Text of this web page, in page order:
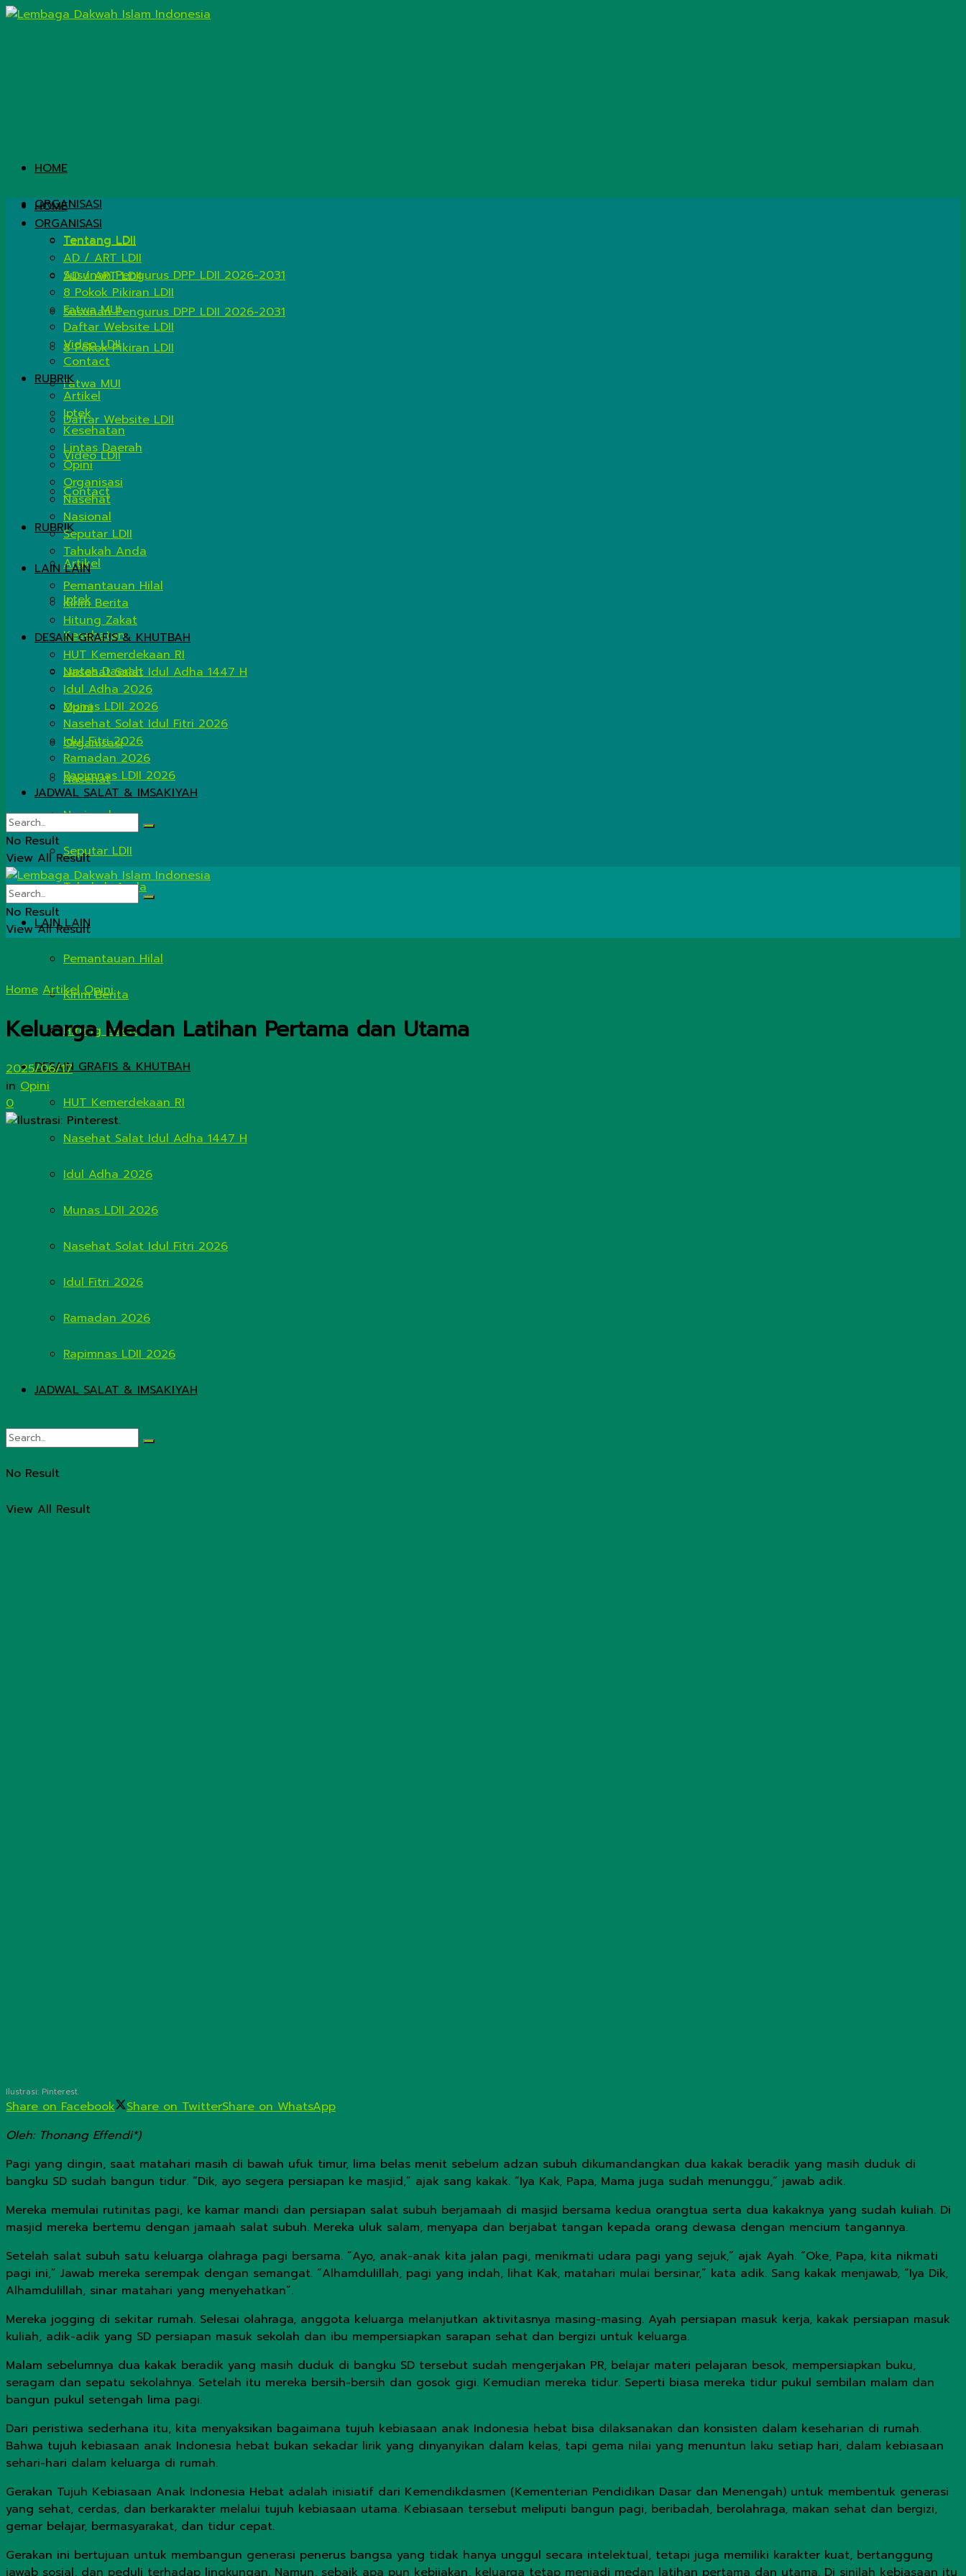
HOME
ORGANISASI
Tentang LDII
AD / ART LDII
Susunan Pengurus DPP LDII 2026-2031
8 Pokok Pikiran LDII
Fatwa MUI
Daftar Website LDII
Video LDII
Contact
RUBRIK
Artikel
Iptek
Kesehatan
Lintas Daerah
Opini
Organisasi
Nasehat
Nasional
Seputar LDII
Tahukah Anda
LAIN LAIN
Pemantauan Hilal
Kirim Berita
Hitung Zakat
DESAIN GRAFIS & KHUTBAH
HUT Kemerdekaan RI
Nasehat Salat Idul Adha 1447 H
Idul Adha 2026
Munas LDII 2026
Nasehat Solat Idul Fitri 2026
Idul Fitri 2026
Ramadan 2026
Rapimnas LDII 2026
JADWAL SALAT & IMSAKIYAH
No Result
View All Result
HOME
ORGANISASI
Tentang LDII
AD / ART LDII
Susunan Pengurus DPP LDII 2026-2031
8 Pokok Pikiran LDII
Fatwa MUI
Daftar Website LDII
Video LDII
Contact
RUBRIK
Artikel
Iptek
Kesehatan
Lintas Daerah
Opini
Organisasi
Nasehat
Nasional
Seputar LDII
Tahukah Anda
LAIN LAIN
Pemantauan Hilal
Kirim Berita
Hitung Zakat
DESAIN GRAFIS & KHUTBAH
HUT Kemerdekaan RI
Nasehat Salat Idul Adha 1447 H
Idul Adha 2026
Munas LDII 2026
Nasehat Solat Idul Fitri 2026
Idul Fitri 2026
Ramadan 2026
Rapimnas LDII 2026
JADWAL SALAT & IMSAKIYAH
No Result
View All Result
No Result
View All Result
Home Artikel Opini
Keluarga Medan Latihan Pertama dan Utama
2025/06/17
in Opini
0
Ilustrasi: Pinterest.
Share on Facebook Share on TwitterShare on WhatsApp
Oleh: Thonang Effendi*)
Pagi yang dingin, saat matahari masih di bawah ufuk timur, lima belas menit sebelum adzan subuh dikumandangkan dua kakak beradik yang masih duduk di
bangku SD sudah bangun tidur. “Dik, ayo segera persiapan ke masjid,” ajak sang kakak. “Iya Kak, Papa, Mama juga sudah menunggu,” jawab adik.
Mereka memulai rutinitas pagi, ke kamar mandi dan persiapan salat subuh berjamaah di masjid bersama kedua orangtua serta dua kakaknya yang sudah kuliah. Di
masjid mereka bertemu dengan jamaah salat subuh. Mereka uluk salam, menyapa dan berjabat tangan kepada orang dewasa dengan mencium tangannya.
Setelah salat subuh satu keluarga olahraga pagi bersama. “Ayo, anak-anak kita jalan pagi, menikmati udara pagi yang sejuk,” ajak Ayah. “Oke, Papa, kita nikmati
pagi ini,” Jawab mereka serempak dengan semangat. “Alhamdulillah, pagi yang indah, lihat Kak, matahari mulai bersinar,” kata adik. Sang kakak menjawab, “Iya Dik,
Alhamdulillah, sinar matahari yang menyehatkan”.
Mereka jogging di sekitar rumah. Selesai olahraga, anggota keluarga melanjutkan aktivitasnya masing-masing. Ayah persiapan masuk kerja, kakak persiapan masuk
kuliah, adik-adik yang SD persiapan masuk sekolah dan ibu mempersiapkan sarapan sehat dan bergizi untuk keluarga.
Malam sebelumnya dua kakak beradik yang masih duduk di bangku SD tersebut sudah mengerjakan PR, belajar materi pelajaran besok, mempersiapkan buku,
seragam dan sepatu sekolahnya. Setelah itu mereka bersih-bersih dan gosok gigi. Kemudian mereka tidur. Seperti biasa mereka tidur pukul sembilan malam dan
bangun pukul setengah lima pagi.
Dari peristiwa sederhana itu, kita menyaksikan bagaimana tujuh kebiasaan anak Indonesia hebat bisa dilaksanakan dan konsisten dalam keseharian di rumah.
Bahwa tujuh kebiasaan anak Indonesia hebat bukan sekadar lirik yang dinyanyikan dalam kelas, tapi gema nilai yang menuntun laku setiap hari, dalam kebiasaan
sehari-hari dalam keluarga di rumah.
Gerakan Tujuh Kebiasaan Anak Indonesia Hebat adalah inisiatif dari Kemendikdasmen (Kementerian Pendidikan Dasar dan Menengah) untuk membentuk generasi
yang sehat, cerdas, dan berkarakter melalui tujuh kebiasaan utama. Kebiasaan tersebut meliputi bangun pagi, beribadah, berolahraga, makan sehat dan bergizi,
gemar belajar, bermasyarakat, dan tidur cepat.
Gerakan ini bertujuan untuk membangun generasi penerus bangsa yang tidak hanya unggul secara intelektual, tetapi juga memiliki karakter kuat, bertanggung
jawab sosial, dan peduli terhadap lingkungan. Namun, sebaik apa pun kebijakan, keluarga tetap menjadi medan latihan pertama dan utama. Di sinilah kebiasaan itu